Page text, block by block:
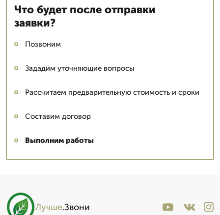
Что будет после отправки
заявки?
Позвоним
Зададим уточняющие вопросы
Рассчитаем предварительную стоимость и сроки
Составим договор
Выполним работы
Лучше.Звони